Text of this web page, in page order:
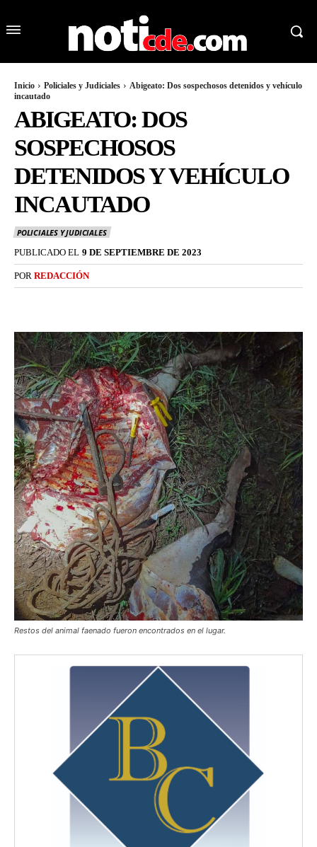
Inicio Policiales y Judiciales
Abigeato: Dos sospechosos detenidos y vehículo
incautado
ABIGEATO: DOS
SOSPECHOSOS
DETENIDOS Y VEHÍCULO
INCAUTADO
POLICIALES Y JUDICIALES
PUBLICADO EL 9 DE SEPTIEMBRE DE 2023
POR REDACCIÓN
Restos del animal faenado fueron encontrados en el lugar.